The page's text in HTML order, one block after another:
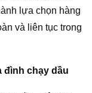
lựa chọn hàng
và liên tục trong
đình chạy dầu